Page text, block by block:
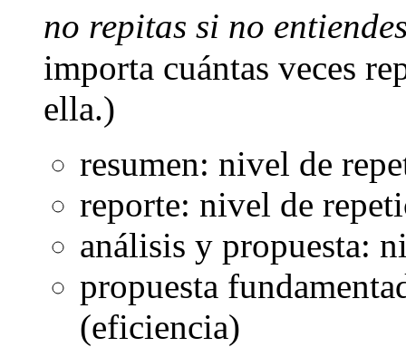
no repitas si no
importa cuántas veces
ella.)
resumen: nivel de
reporte: nivel de
análisis y propuesta:
propuesta
(eficiencia)